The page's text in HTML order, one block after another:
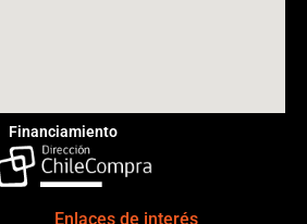
Financiamiento
Enlaces de interés